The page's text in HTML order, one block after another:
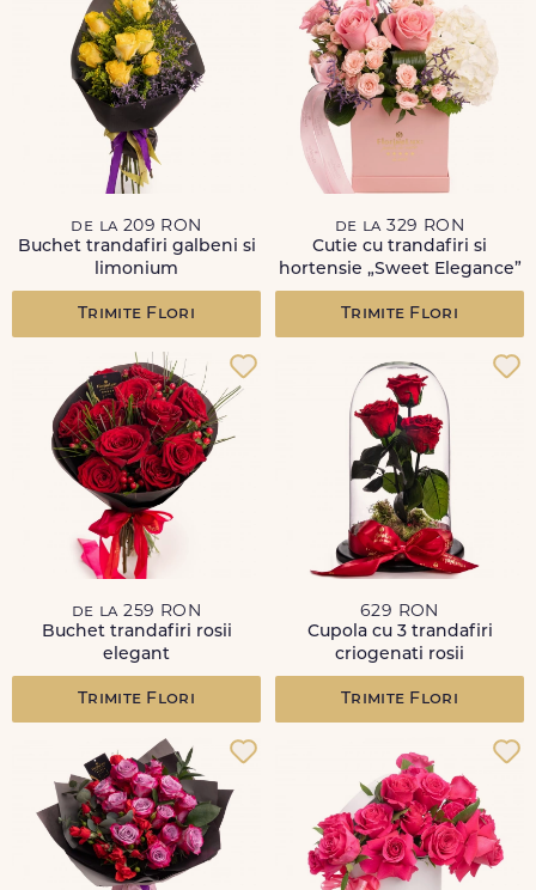
de la 209 RON
Buchet trandafiri galbeni si
limonium
Trimite Flori
de la 329 RON
Cutie cu trandafiri si
hortensie „Sweet Elegance”
Trimite Flori
de la 259 RON
Buchet trandafiri rosii
elegant
Trimite Flori
629 RON
Cupola cu 3 trandafiri
criogenati rosii
Trimite Flori